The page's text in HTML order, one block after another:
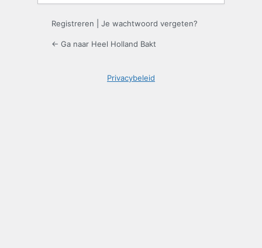
Registreren Je wachtwoord vergeten?
← Ga naar Heel Holland Bakt
Privacybeleid